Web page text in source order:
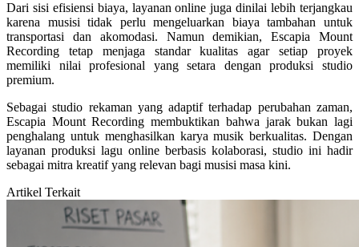
Dari sisi efisiensi biaya, layanan online juga dinilai lebih terjangkau
karena musisi tidak perlu mengeluarkan biaya tambahan untuk
transportasi dan akomodasi. Namun demikian, Escapia Mount
Recording tetap menjaga standar kualitas agar setiap proyek
memiliki nilai profesional yang setara dengan produksi studio
premium.
Sebagai studio rekaman yang adaptif terhadap perubahan zaman,
Escapia Mount Recording membuktikan bahwa jarak bukan lagi
penghalang untuk menghasilkan karya musik berkualitas. Dengan
layanan produksi lagu online berbasis kolaborasi, studio ini hadir
sebagai mitra kreatif yang relevan bagi musisi masa kini.
Artikel Terkait